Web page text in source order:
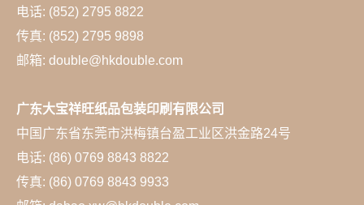
电话: (852) 2795 8822
传真: (852) 2795 9898
邮箱: double@hkdouble.com
广东大宝祥旺纸品包装印刷有限公司
中国广东省东莞市洪梅镇台盈工业区洪金路24号
电话: (86) 0769 8843 8822
传真: (86) 0769 8843 9933